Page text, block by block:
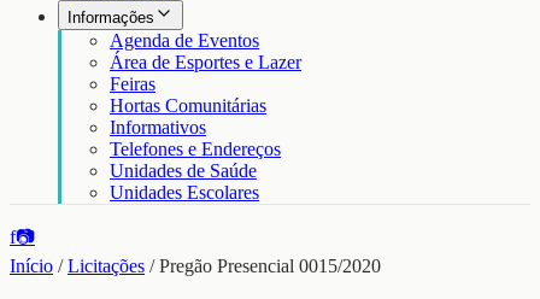
Informações
Agenda de Eventos
Área de Esportes e Lazer
Feiras
Hortas Comunitárias
Informativos
Telefones e Endereços
Unidades de Saúde
Unidades Escolares
f📷
Início /Licitações /Pregão Presencial 0015/2020